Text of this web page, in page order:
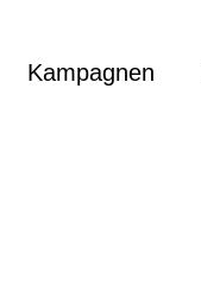
Kampagnen